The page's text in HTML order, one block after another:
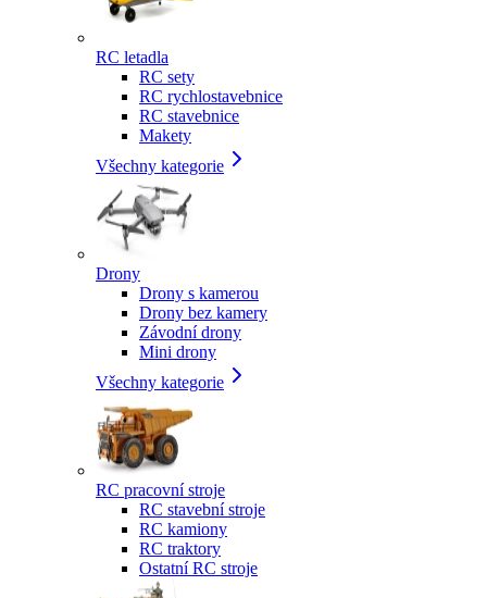
RC letadla
RC sety
RC rychlostavebnice
RC stavebnice
Makety
Všechny kategorie
Drony
Drony s kamerou
Drony bez kamery
Závodní drony
Mini drony
Všechny kategorie
RC pracovní stroje
RC stavební stroje
RC kamiony
RC traktory
Ostatní RC stroje